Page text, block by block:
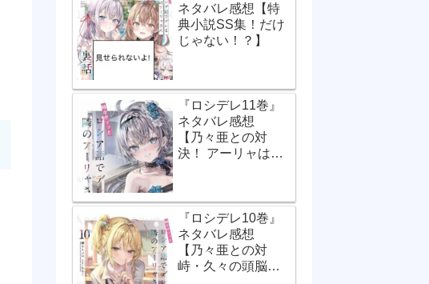
ネタバレ感想【特
典小説SS集！だけ
じゃない！？】
『ロシデレ11巻』
ネタバレ感想
【乃々亜との対
決！ アーリャは世
『ロシデレ10巻』
ネタバレ感想
【乃々亜との対
峙・久々の頭脳バ